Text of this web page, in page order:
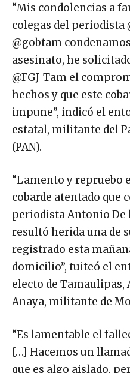
“Mis condolencias a
colegas del periodista
@gobtam
asesinato, he
@FGJ_Tam el
hechos y que este
impune”, indicó el
estatal, militante del
(PAN).
“Lamento y repruebo
cobarde atentado que
periodista Antonio De
resultó herida una de
registrado esta
domicilio”, tuiteó el
electo de
Anaya, militante de
“Es lamentable el
[…] Hacemos un
que es algo aislado,